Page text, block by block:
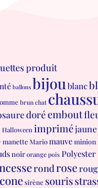
produit
ballons bijou blanc
brun chat
doré embout
Halloween impriméjaune
manette Mario mauveminion
noir orange pois Polyester
rondrose
sirène souris